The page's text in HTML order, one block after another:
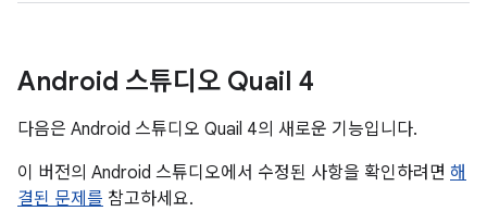
Android 스튜디오 Quail 4
다음은 Android 스튜디오 Quail 4의 새로운 기능입니다.
이 버전의 Android 스튜디오에서 수정된 사항을 확인하려면 해
결된 문제를 참고하세요.